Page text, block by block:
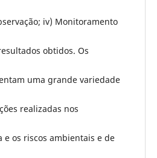
iv) Monitoramento
obtidos. Os
uma grande variedade
realizadas nos
os riscos ambientais e de